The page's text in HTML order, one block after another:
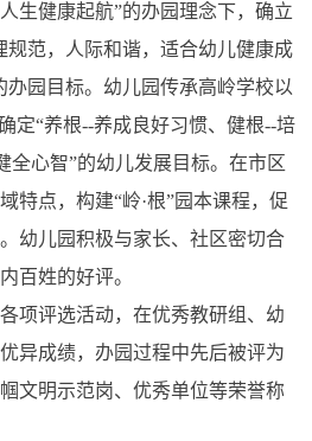
生健康起航”的办园理念下，确立
规范，人际和谐，适合幼儿健康成
办园目标。幼儿园传承高岭学校以
定“养根--养成良好习惯、健根--培
全心智”的幼儿发展目标。在市区
特点，构建“岭·根”园本课程，促
幼儿园积极与家长、社区密切合
百姓的好评。
项评选活动，在优秀教研组、幼
异成绩，办园过程中先后被评为
文明示范岗、优秀单位等荣誉称